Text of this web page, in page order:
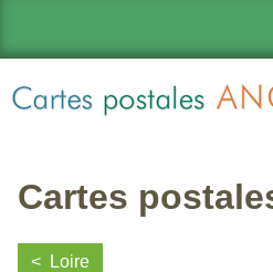
Cartes
Loire